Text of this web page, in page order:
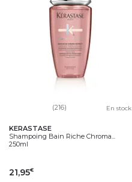
(216) En stock
KERASTASE
Shampoing Bain Riche Chroma...
250ml
21,95€